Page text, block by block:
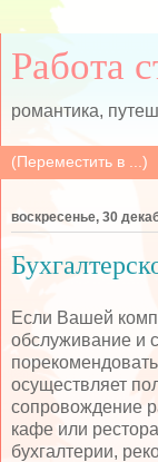
Работа
романтика,
воскресенье, 30
Если Вашей
обслуживание и
осуществляет
сопровождение
кафе или
бухгалтерии,